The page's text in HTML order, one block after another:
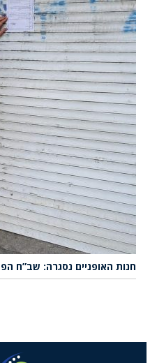
חנות האופניים נסגרה: שב”ח